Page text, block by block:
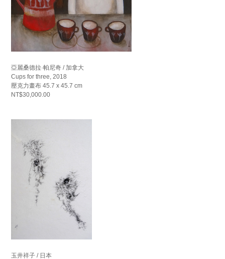
亞麗桑德拉·帕尼奇 / 加拿大
Cups for three, 2018
壓克力畫布 45.7 x 45.7 cm
NT$30,000.00
玉井祥子 / 日本